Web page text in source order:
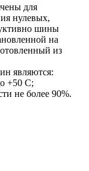
для
нулевых,
шины
на
из
являютcя:
+50 С;
не более 90%.